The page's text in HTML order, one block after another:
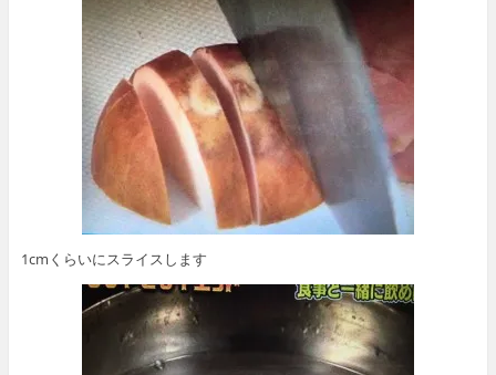
1cmくらいにスライスします